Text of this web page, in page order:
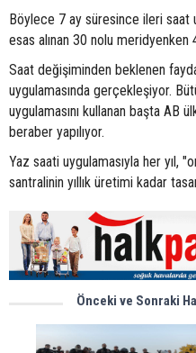
Böylece 7 ay süresince ileri saat
esas alınan 30 nolu
Saat değişiminden beklenen
uygulamasında gerçekleşiyor.
uygulamasını kullanan başta AB
beraber yapılıyor.
Yaz saati uygulamasıyla her yıl,
santralinin yıllık üretimi kadar
Önceki ve Sonraki